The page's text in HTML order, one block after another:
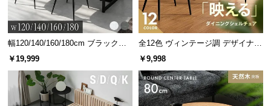
スライド式収納の内寸
奥行き
上段
約45㎝
約31.6㎝
約16.5㎝
幅120/140/160/180cm ブラックフ
レーム ダイニング 大理石調 4人掛
￥19,999
全12色 ヴィンテージ調 デザイナー
ズシェルチェア
￥9,998